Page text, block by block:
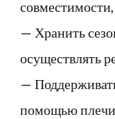
— Хранить
осуществлять
—
помощью